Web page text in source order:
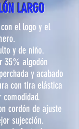
LARGO
el logo y el
y de niño.
35% algodón
y acabado
con tira elástica
comodidad.
cordón de ajuste
sujección.